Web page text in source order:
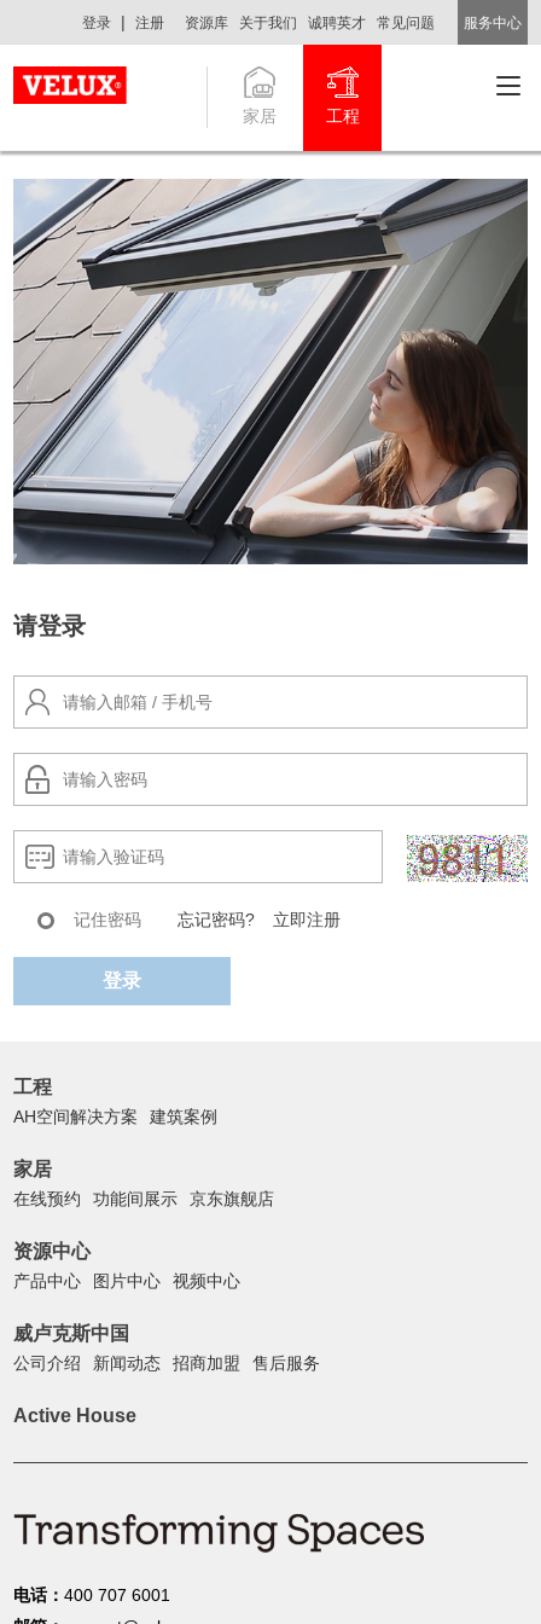
登录 | 注册 资源库 关于我们 诚聘英才 常见问题 服务中心
家居 工程
请登录
记住密码 忘记密码? 立即注册
登录
工程
AH空间解决方案 建筑案例
家居
在线预约 功能间展示 京东旗舰店
资源中心
产品中心 图片中心 视频中心
威卢克斯中国
公司介绍 新闻动态 招商加盟 售后服务
Active House
电话：400 707 6001